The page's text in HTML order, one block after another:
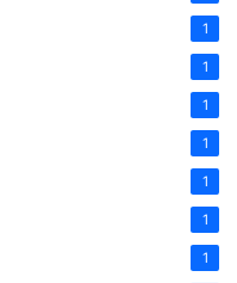
1
1
1
1
1
1
1